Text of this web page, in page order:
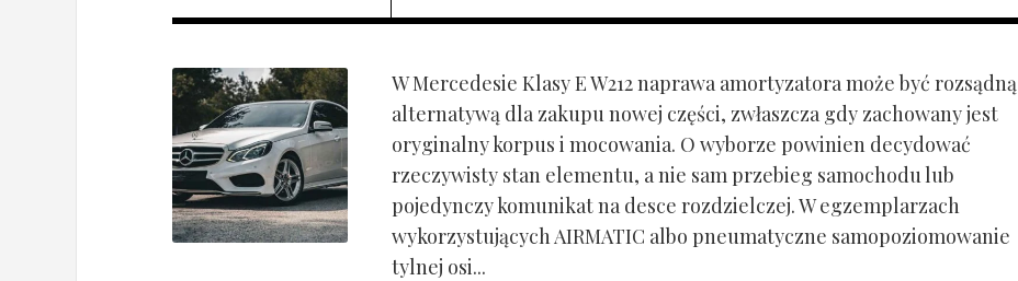
W Mercedesie Klasy E W212 naprawa amortyzatora może być rozsądną
alternatywą dla zakupu nowej części, zwłaszcza gdy zachowany jest
oryginalny korpus i mocowania. O wyborze powinien decydować
rzeczywisty stan elementu, a nie sam przebieg samochodu lub
pojedynczy komunikat na desce rozdzielczej. W egzemplarzach
wykorzystujących AIRMATIC albo pneumatyczne samopoziomowanie
tylnej osi...